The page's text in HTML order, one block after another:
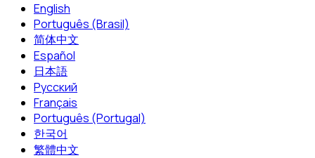
English
Português (Brasil)
简体中文
Español
日本語
Русский
Français
Português (Portugal)
한국어
繁體中文